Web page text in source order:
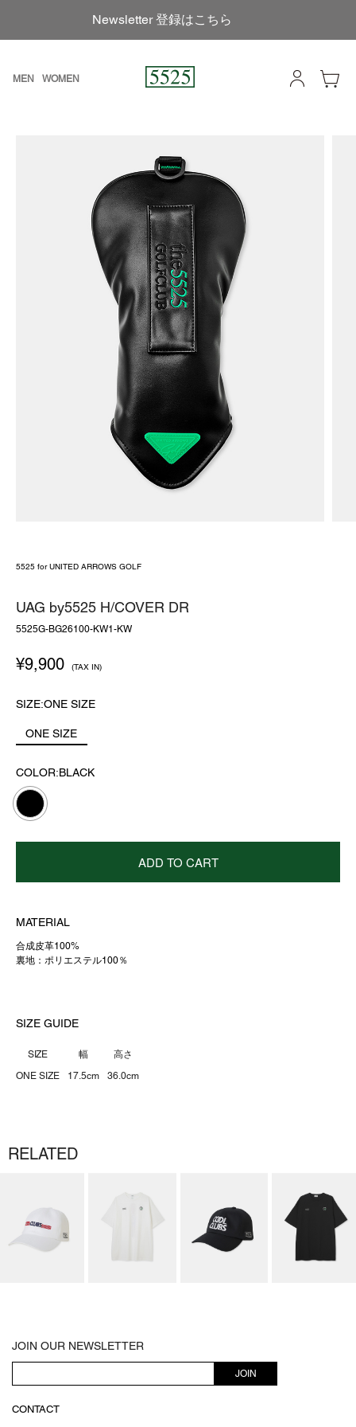
Newsletter 登録はこちら
MEN WOMEN
5525 for UNITED ARROWS GOLF
UAG by5525 H/COVER DR
5525G-BG26100-KW1-KW
¥9,900 (TAX IN)
SIZE:ONE SIZE
ONE SIZE
COLOR:BLACK
ADD TO CART
MATERIAL
合成皮革100%
裏地：ポリエステル100％
SIZE GUIDE
SIZE 幅
高さ
ONE SIZE
17.5cm 36.0cm
RELATED
JOIN OUR NEWSLETTER
JOIN
CONTACT